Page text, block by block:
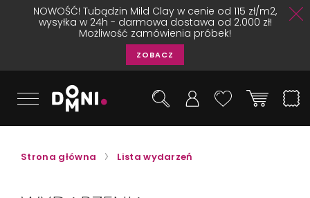
NOWOŚĆ! Tubądzin Mild Clay w cenie od 115 zł/m2,
wysyłka w 24h - darmowa dostawa od 2.000 zł!
Możliwość zamówienia próbek!
ZOBACZ
Strona główna Lista wydarzeń